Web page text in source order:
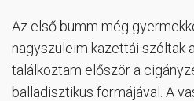
Az első bumm még
nagyszüleim kazettái szóltak
találkoztam először a
balladisztikus formájával. A